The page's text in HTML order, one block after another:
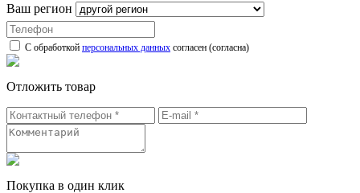
Ваш регион
С обработкой персональных данных согласен (согласна)
Отложить товар
Покупка в один клик